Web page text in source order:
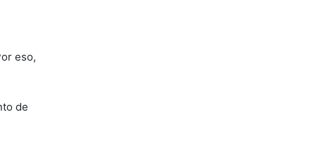
eso,
de